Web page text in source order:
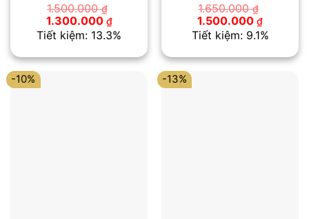
1.500.000₫
Giá
gốc
là:
1.300.000 ₫Giá
hiện
tại
1.300.000 ₫.
Tiết kiệm: 13.3%
1.650.000₫
Giá
gốc
là:
1.500.000 ₫Giá
hiện
tại
Tiết kiệm: 9.1%
-10% -13%